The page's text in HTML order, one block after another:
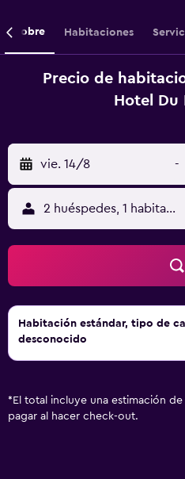
Sobre Habitaciones
Precio de
Hotel Du
vie. 14/8 -
2 huéspedes, 1 habitación
Habitación estándar, tipo de
desconocido
* El total incluye una estimación
pagar al hacer check-out.